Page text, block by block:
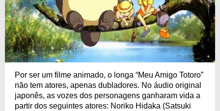
Por ser um filme animado, o longa “Meu Amigo Totoro”
não tem atores, apenas dubladores. No áudio original
japonês, as vozes dos personagens ganharam vida a
partir dos seguintes atores: Noriko Hidaka (Satsuki